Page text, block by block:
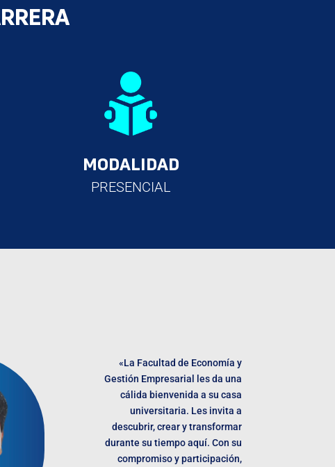
MODALIDAD
PRESENCIAL
«La Facultad de Economía y
Gestión Empresarial les da una
cálida bienvenida a su casa
universitaria. Les invita a
descubrir, crear y transformar
durante su tiempo aquí. Con su
compromiso y participación,